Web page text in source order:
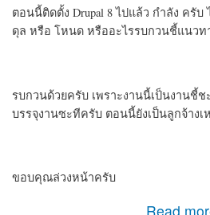
ตอนนี้ติดตั้ง Drupal 8 ไปแล้ว กำลัง ครั
ดุล หรือ โหนด หรืออะไรรบกวนชี้แนวท
รบกวนด้วยครับ เพราะงานนี้เป็นงานชี้
บรรจุงานซะทีครับ ตอนนี้ยังเป็นลูกจ้างเ
ขอบคุณล่วงหน้าครับ
Read
about ทำเว็บเก็บข้อมูลบุคคลครับ